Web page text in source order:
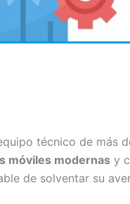
técnico de más
móviles modernas y
de solventar su